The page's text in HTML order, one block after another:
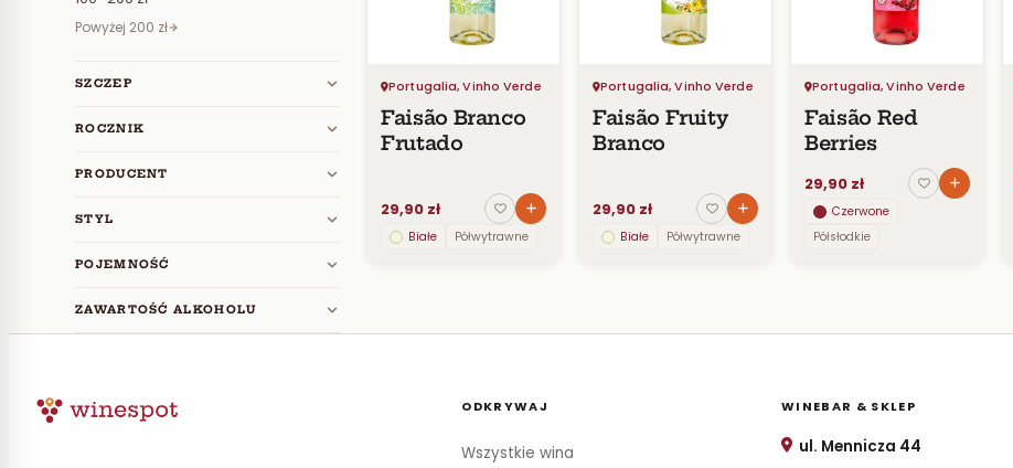
Powyżej 200 zł
SZCZEP
ROCZNIK
PRODUCENT
STYL
POJEMNOŚĆ
ZAWARTOŚĆ ALKOHOLU
Portugalia, Vinho Verde
Faisão Branco
Frutado
29,90 zł
Białe Półwytrawne
Portugalia, Vinho Verde
Faisão Fruity
Branco
29,90 zł
Białe Półwytrawne
Portugalia, Vinho Verde
Faisão Red
Berries
29,90 zł
Czerwone
Półsłodkie
ODKRYWAJ
Wszystkie wina
WINEBAR & SKLEP
ul. Mennicza 44